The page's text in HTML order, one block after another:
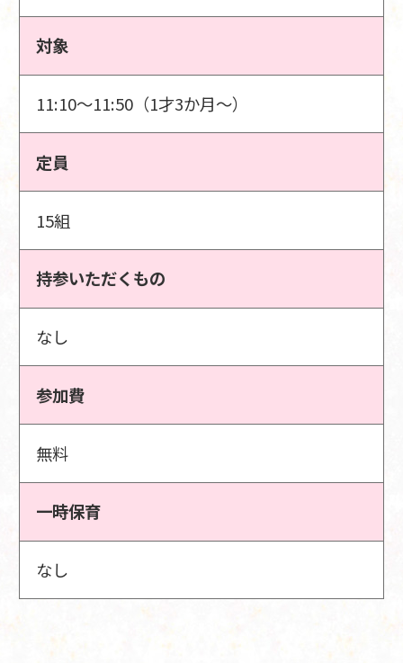
対象
11:10～11:50（1才3か月～）
定員
15組
持参いただくもの
なし
参加費
無料
一時保育
なし